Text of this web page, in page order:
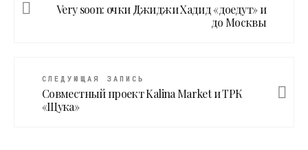
Very soon: очки Джиджи Хадид «доедут» и
до Москвы
СЛЕДУЮЩАЯ ЗАПИСЬ
Совместный проект Kalina Market и ТРК
«Щука»